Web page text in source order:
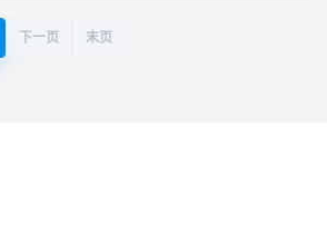
下一页 末页